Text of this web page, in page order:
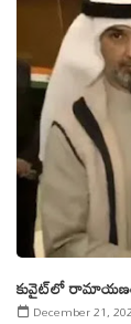
కువైట్‌లో రామాయ‌ణం,
December 21,